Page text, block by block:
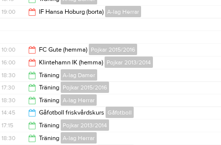
18:45
19:00 IF Hansa Hoburg (borta) A-lag Herrar
10:00 FC Gute (hemma) Pojkar 2015/2016
14:00
16:00 Klintehamn IK (hemma) Pojkar 2013/2014
17:30
18:30 Träning A-lag Damer
20:00
17:30 Träning Pojkar 2015/2016
18:45
18:30 Träning A-lag Herrar
20:00
14:45 Gåfotboll friskvårdskurs Gåfotboll
15:45
17:15 Träning Pojkar 2013/2014
18:30 Träning A-lag Herrar